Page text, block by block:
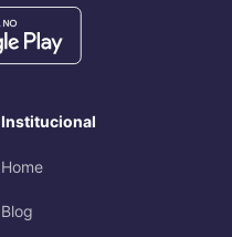
Institucional
Home
Blog